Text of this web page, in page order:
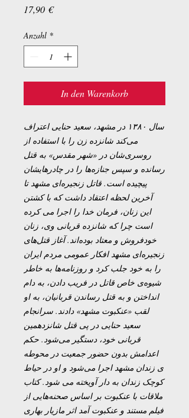
17,90 €Preis
Anzahl *
In den Warenkorb
سال ۱۳۸۰ در مشهد، سعيد حنايی اعتراف
می‌کند شانزده زن را با استفاده از
روسری‌شان در «شهر مقدس» به قتل
رسانده و سپس جنازه‌ها را در چادرهايشان
پیچیده است. قاتل زنجیره‌ای مشهد تا
آخرین لحظه اعتقاد داشت که با کشتن
اين زنان، فرمان خدا را اجرا می کرده
است چرا که شانزده قربانی وی، زنان
خودفروش و معتاد بوده‌اند. آغاز قتل‌های
زنجيره‌ای مشهد افکار عمومی مردم ايران
را به خود جلب کرد و روزنامه‌ها به خاطر
شیوه‌ی خاص قاتل در فریب دادن، به دام
انداختن و به قتل رساندن قربانيان، به او
لقب «عنکبوت مشهد» دادند. سرانجام
سعيد حنايی در پی قتل شانزدهمين
قربانی خود، دستگير می‌شود. حکم
اعدامش بدون حضور جمعيت در محوطه
ی زندان مشهد اجرا می‌شود و او در حياط
کوچک زندان به دار آويخته می شود. کتاب
ملاقات با عنکبوت بر اساس صحنه‌هایی از
فیلم مستند و عنکبوت آمد اثر مازیار بهاری